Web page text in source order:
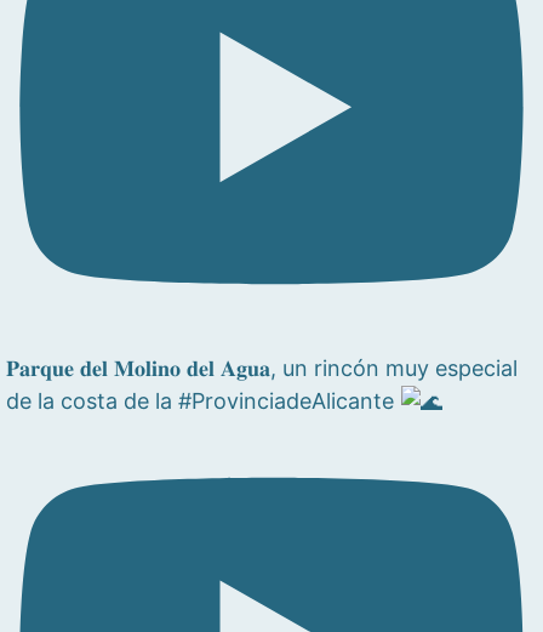
𝐏𝐚𝐫𝐪𝐮𝐞 𝐝𝐞𝐥 𝐌𝐨𝐥𝐢𝐧𝐨 𝐝𝐞𝐥 𝐀𝐠𝐮𝐚, un rincón muy especial
de la costa de la #ProvinciadeAlicante